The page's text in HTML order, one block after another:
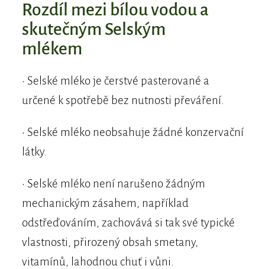
Rozdíl mezi bílou vodou a
skutečným Selským
mlékem
• Selské mléko je čerstvé pasterované a
určené k spotřebě bez nutnosti převáření.
• Selské mléko neobsahuje žádné konzervační
látky.
• Selské mléko není narušeno žádným
mechanickým zásahem, například
odstřeďováním, zachovává si tak své typické
vlastnosti, přirozený obsah smetany,
vitamínů, lahodnou chuť i vůni.